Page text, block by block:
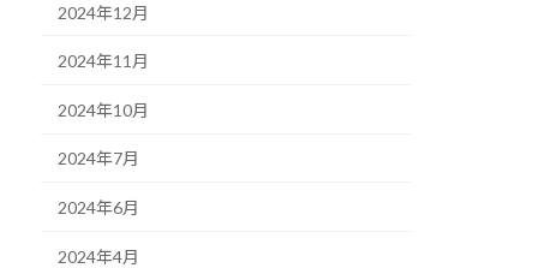
2024年12月
2024年11月
2024年10月
2024年7月
2024年6月
2024年4月